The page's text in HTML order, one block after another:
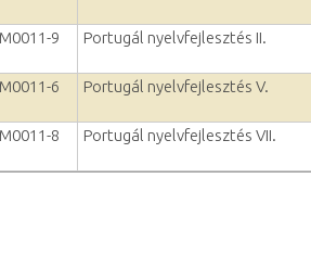
9
Portugál nyelvfejlesztés II.
6
Portugál nyelvfejlesztés V.
8
Portugál nyelvfejlesztés VII.